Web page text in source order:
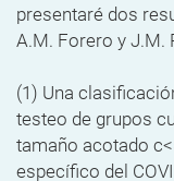
presentaré dos
A.M. Forero y J.M.
(1) Una
testeo de grupos
tamaño acotado
específico del